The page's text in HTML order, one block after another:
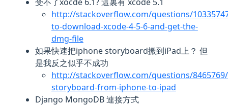
http://stackoverflow.com/questions/
to-download-xcode-4-5-6-and-get-the-
dmg-file
如果快速把iphone storyboard搬到iPad上？ 但
是我反之似乎不成功
http://stackoverflow.com/questions/
storyboard-from-iphone-to-ipad
Django MongoDB 連接方式